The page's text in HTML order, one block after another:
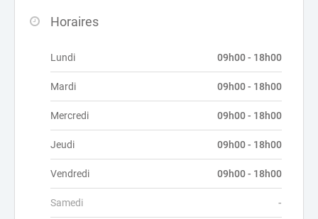
Horaires
Lundi 09h00 - 18h00
Mardi 09h00 - 18h00
Mercredi 09h00 - 18h00
Jeudi 09h00 - 18h00
Vendredi 09h00 - 18h00
Samedi -